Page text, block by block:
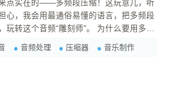
点实在的——多频段压缩！这玩意儿，听
心，我会用最通俗易懂的语言，把多频段
“雕刻师”。 为什么要用多频
音频处理 压缩器 音乐制作